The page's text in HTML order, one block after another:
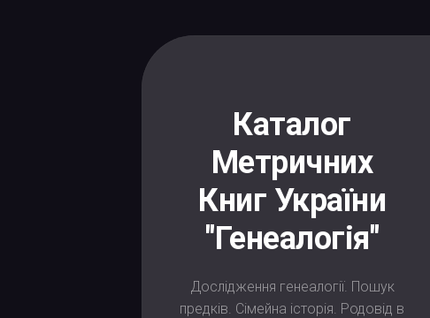
Каталог
Метричних
Книг України
"Генеалогія"
Дослідження генеалогії. Пошук
предків. Сімейна історія. Родовід в